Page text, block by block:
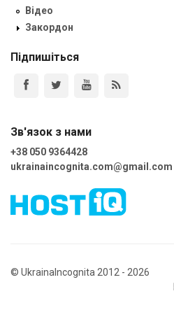
Відео
Закордон
Підпишіться
Зв'язок з нами
+38 050 9364428
ukrainaincognita.com@gmail.com
© UkrainaIncognita 2012 - 2026